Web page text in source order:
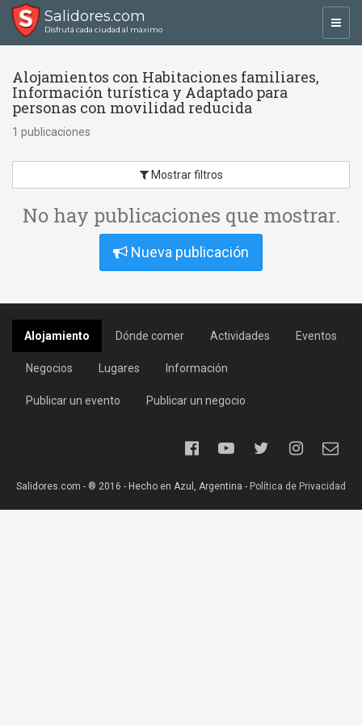
Salidores.com
Disfrutá cada ciudad al máximo
Alojamientos con Habitaciones familiares,
Información turística y Adaptado para
personas con movilidad reducida
1 publicaciones
Mostrar filtros
No hay publicaciones que mostrar.
Nueva publicación
Alojamiento Dónde comer Actividades Eventos
Negocios Lugares Información
Publicar un evento Publicar un negocio
Salidores.com - ® 2016 - Hecho en Azul, Argentina - Política de Privacidad